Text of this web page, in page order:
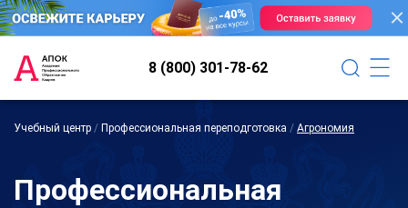
8 (800) 301-78-62
Учебный центр / Профессиональная переподготовка / Агрономия
Профессиональная